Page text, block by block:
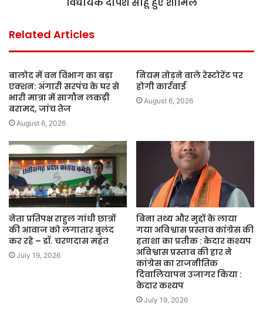
Related Articles
बालोद में वन विभाग का बड़ा
एक्शन: अंगारी सरपंच के घर से
भारी मात्रा में सागौन लकड़ी
बरामद, जांच तेज
August 6, 2026
नियम तोड़ने वाले रेस्टोरेंट पर
होगी कार्रवाई
August 6, 2026
नेता प्रतिपक्ष राहुल गांधी छात्रों
की आवाज को लगातार बुलंद
कर रहे – डॉ. चरणदास महंत
July 19, 2026
बिना तथ्य और मुद्दों के लाया
गया अविश्वास प्रस्ताव कांग्रेस की
हताशा का प्रतीक : केदार कश्यप
अविश्वास प्रस्ताव की हार ने
कांग्रेस का राजनीतिक
दिवालियापन उजागर किया :
केदार कश्यप
July 19, 2026